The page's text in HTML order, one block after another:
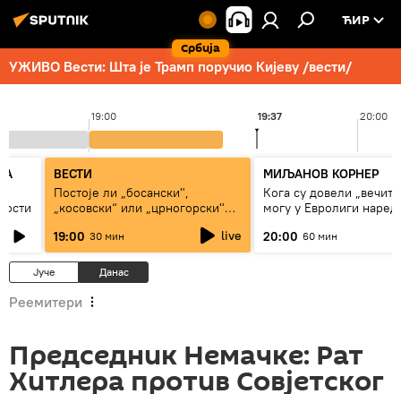
Србија
ЋИР
УЖИВО Вести: Шта је Трамп поручио Кијеву /вести/
19:00 20:00
19:37
ВЕСТИ
Постоје ли „босански",
„косовски“ или „црногорски"
19:00 30 мин live
МИЉАНОВ КОРНЕР
Кога су довели
могу у Евролиги
20:00 60 мин
Јуче Данас
Реемитери
Председник Немачке: Рат
Хитлера против Совјетског